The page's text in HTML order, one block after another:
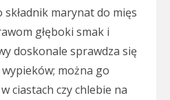
marynat do mięs
głęboki smak i
doskonale sprawdza się
można go
ciastach czy chlebie na